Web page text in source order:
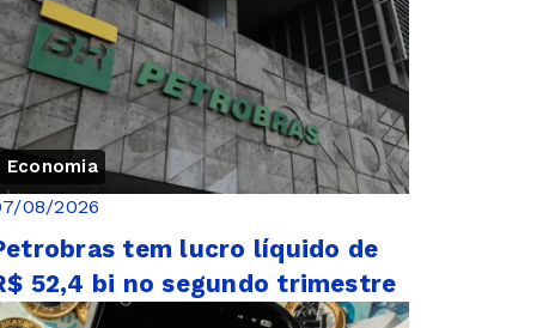
Economia
08/2026
tem lucro líquido de
52,4 bi no segundo trimestre